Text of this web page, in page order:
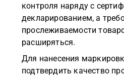
контроля наряду с
декларированием, а
прослеживаемости
расширяться.
Для нанесения
подтвердить качество